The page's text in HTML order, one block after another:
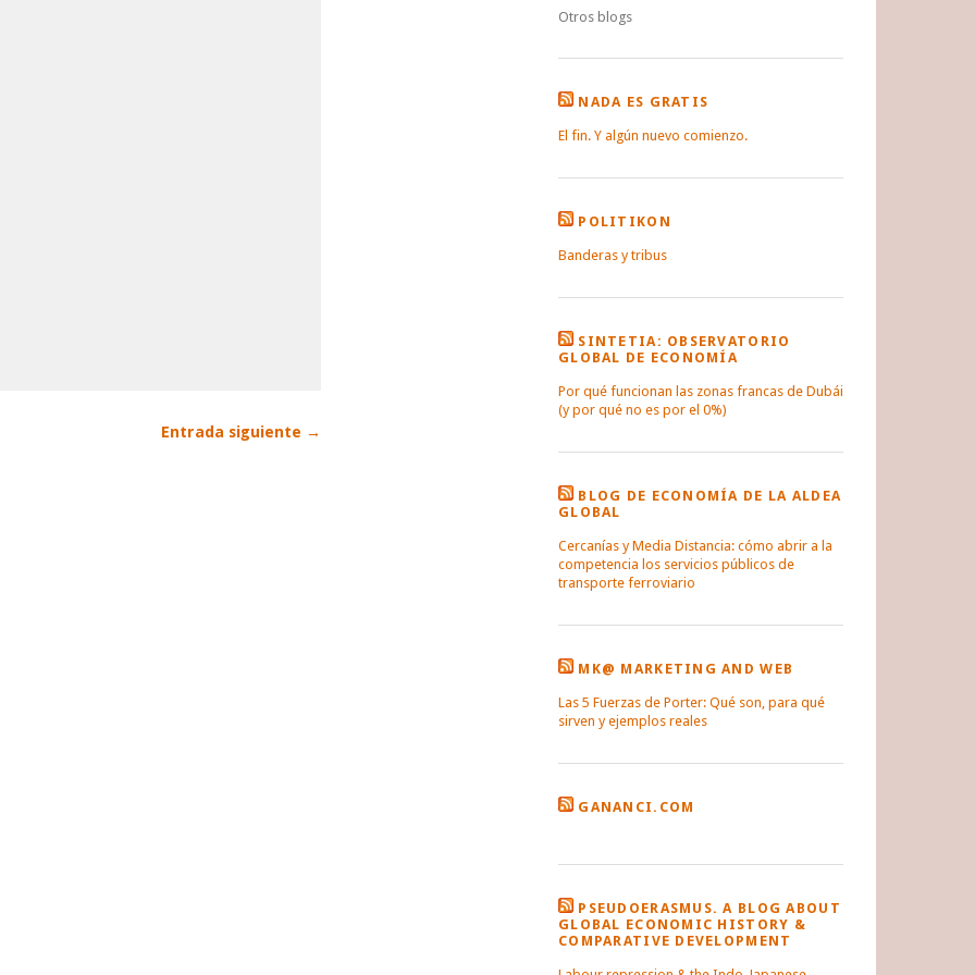
Entrada siguiente →
Otros blogs
NADA ES GRATIS
El fin. Y algún nuevo comienzo.
POLITIKON
Banderas y tribus
SINTETIA: OBSERVATORIO
GLOBAL DE ECONOMÍA
Por qué funcionan las zonas francas de Dubái
(y por qué no es por el 0%)
BLOG DE ECONOMÍA DE LA ALDEA
GLOBAL
Cercanías y Media Distancia: cómo abrir a la
competencia los servicios públicos de
transporte ferroviario
MK@ MARKETING AND WEB
Las 5 Fuerzas de Porter: Qué son, para qué
sirven y ejemplos reales
GANANCI.COM
PSEUDOERASMUS. A BLOG ABOUT
GLOBAL ECONOMIC HISTORY &
COMPARATIVE DEVELOPMENT